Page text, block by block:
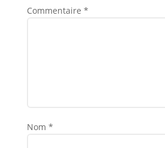
Commentaire *
Nom *